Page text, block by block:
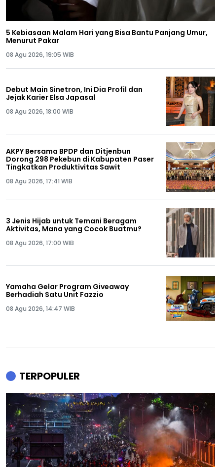
5 Kebiasaan Malam Hari yang Bisa Bantu Panjang Umur,
Menurut Pakar
08 Agu 2026, 19:05 WIB
Debut Main Sinetron, Ini Dia Profil dan
Jejak Karier Elsa Japasal
08 Agu 2026, 18:00 WIB
AKPY Bersama BPDP dan Ditjenbun
Dorong 298 Pekebun di Kabupaten Paser
Tingkatkan Produktivitas Sawit
08 Agu 2026, 17:41 WIB
3 Jenis Hijab untuk Temani Beragam
Aktivitas, Mana yang Cocok Buatmu?
08 Agu 2026, 17:00 WIB
Yamaha Gelar Program Giveaway
Berhadiah Satu Unit Fazzio
08 Agu 2026, 14:47 WIB
TERPOPULER